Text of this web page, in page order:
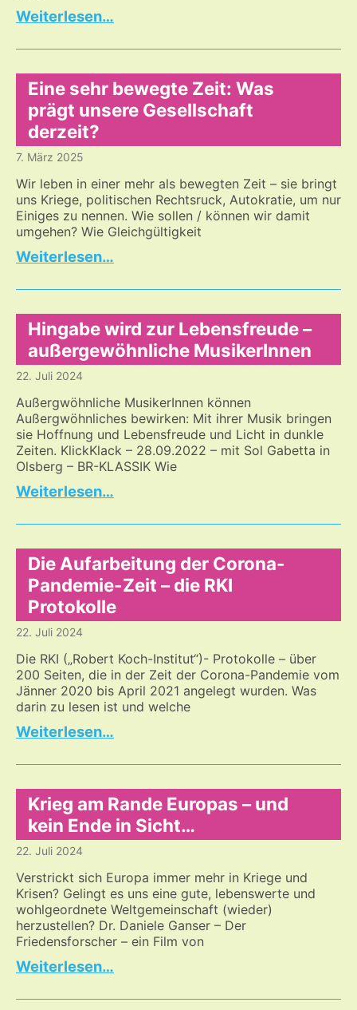
…
mit
Waffen
Eine sehr bewegte Zeit: Was
prägt unsere Gesellschaft
derzeit?
7. März 2025
Wir leben in einer mehr als bewegten Zeit – sie bringt
uns Kriege, politischen Rechtsruck, Autokratie, um nur
Einiges zu nennen. Wie sollen / können wir damit
umgehen? Wie Gleichgültigkeit
…
bewegte
Was
prägt
unsere
derzeit?
Hingabe wird zur Lebensfreude –
außergewöhnliche MusikerInnen
22. Juli 2024
Außergwöhnliche MusikerInnen können
Außergwöhnliches bewirken: Mit ihrer Musik bringen
sie Hoffnung und Lebensfreude und Licht in dunkle
Zeiten. KlickKlack – 28.09.2022 – mit Sol Gabetta in
Olsberg – BR-KLASSIK Wie
…
zur
–
außergewöhnliche
MusikerInnen
Die Aufarbeitung der Corona-
Pandemie-Zeit – die RKI
Protokolle
22. Juli 2024
Die RKI („Robert Koch-Institut“)- Protokolle – über
200 Seiten, die in der Zeit der Corona-Pandemie vom
Jänner 2020 bis April 2021 angelegt wurden. Was
darin zu lesen ist und welche
…
der
Pandemie-
Zeit
–
RKI
Protokolle
Krieg am Rande Europas – und
kein Ende in Sicht…
22. Juli 2024
Verstrickt sich Europa immer mehr in Kriege und
Krisen? Gelingt es uns eine gute, lebenswerte und
wohlgeordnete Weltgemeinschaft (wieder)
herzustellen? Dr. Daniele Ganser – Der
Friedensforscher – ein Film von
…
Rande